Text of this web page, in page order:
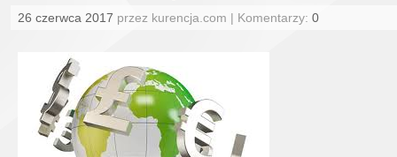
26 czerwca 2017 przez kurencja.com | Komentarzy: 0